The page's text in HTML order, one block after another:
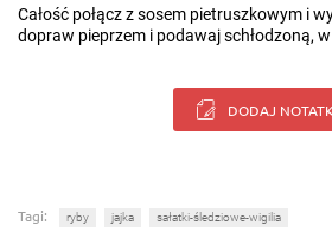
Całość połącz z sosem pietruszkowym i
dopraw pieprzem i podawaj schłodzoną,
DODAJ
Tagi: ryby jajka sałatki-śledziowe-wigilia